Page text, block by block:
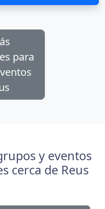
para
y eventos
cerca de Reus